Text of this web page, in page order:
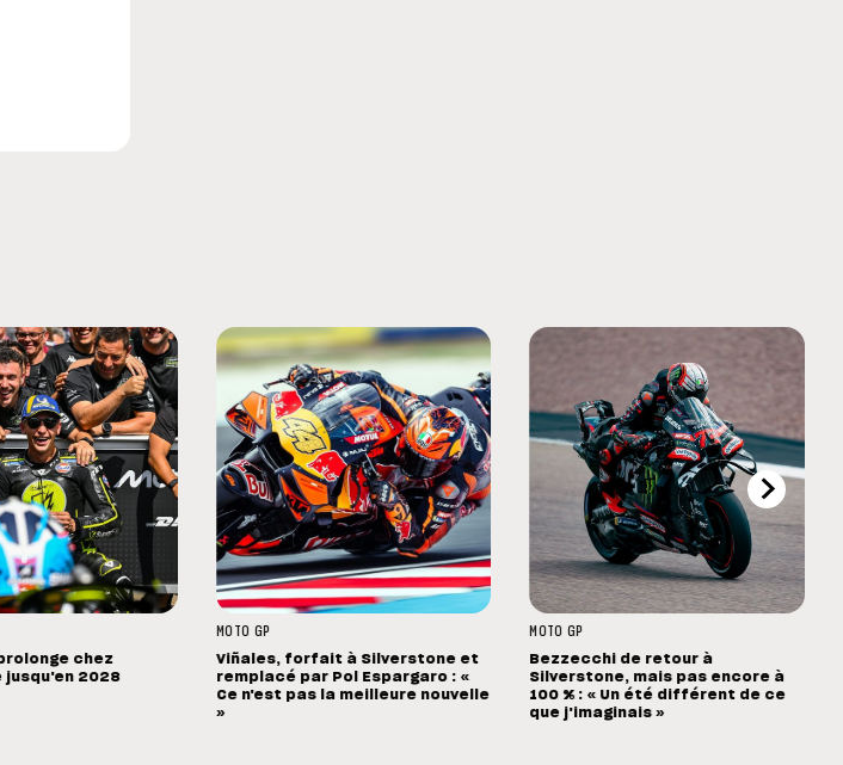
chez
jusqu'en 2028
MOTO GP
Viñales, forfait à Silverstone et
remplacé par Pol Espargaro : «
Ce n'est pas la meilleure nouvelle
»
MOTO GP
Bezzecchi de retour à
Silverstone, mais pas encore à
100 % : « Un été différent de ce
que j'imaginais »